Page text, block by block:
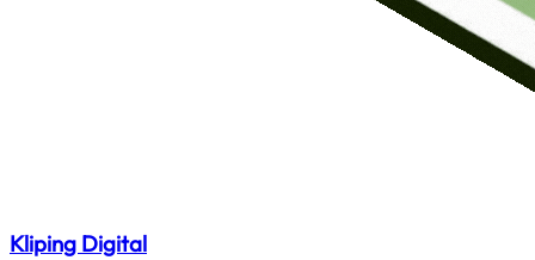
Kliping Digital